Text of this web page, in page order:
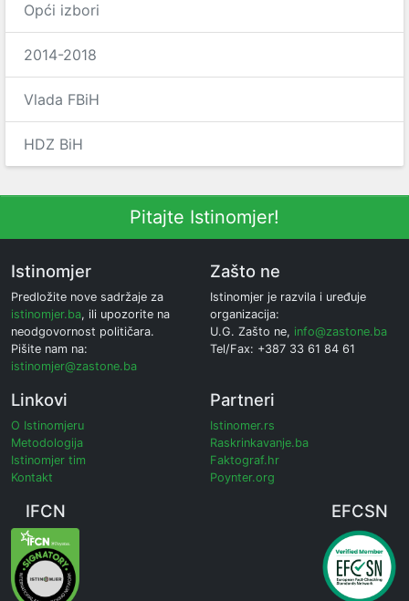
Opći izbori
2014-2018
Vlada FBiH
HDZ BiH
Pitajte Istinomjer!
Istinomjer
Predložite nove sadržaje za
istinomjer.ba, ili upozorite na
neodgovornost političara.
Pišite nam na:
istinomjer@zastone.ba
Zašto ne
Istinomjer je razvila i uređuje
organizacija:
U.G. Zašto ne, info@zastone.ba
Tel/Fax: +387 33 61 84 61
Linkovi
O Istinomjeru
Metodologija
Istinomjer tim
Kontakt
Partneri
Istinomer.rs
Raskrinkavanje.ba
Faktograf.hr
Poynter.org
IFCN EFCSN